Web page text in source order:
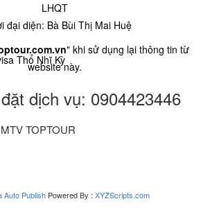
Thổ Nhĩ Kỳ
LHQT
đại diện: Bà Bùi Thị Mai Huệ
" khi sử dụng lại thông tin từ
website này.
dịch vụ: 0904423446
TOPTOUR
Auto Publish Powered By : XYZScripts.com